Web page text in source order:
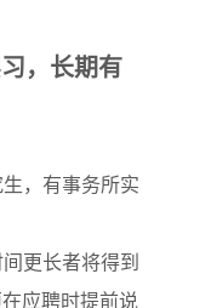
，长期有
，有事务所实
更长者将得到
应聘时提前说